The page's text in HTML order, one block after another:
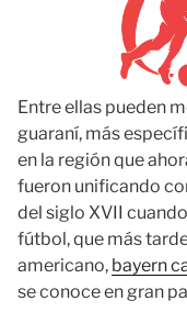
Entre ellas pueden
guaraní, más
en la región que
fueron unificando
del siglo XVII
fútbol, que más
americano, bayern
se conoce en gran